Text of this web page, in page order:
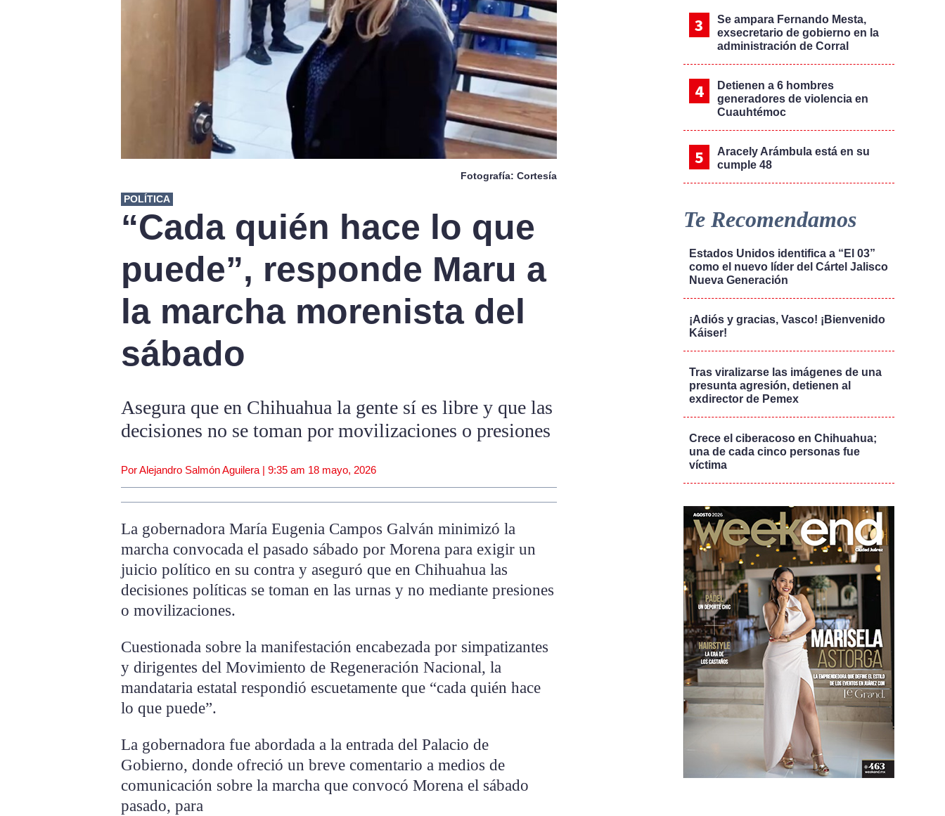
Fotografía: Cortesía
POLÍTICA
“Cada quién hace lo que
puede”, responde Maru a
la marcha morenista del
sábado
Asegura que en Chihuahua la gente sí es libre y que las
decisiones no se toman por movilizaciones o presiones
Por Alejandro Salmón Aguilera | 9:35 am 18 mayo, 2026
La gobernadora María Eugenia Campos Galván minimizó la
marcha convocada el pasado sábado por Morena para exigir un
juicio político en su contra y aseguró que en Chihuahua las
decisiones políticas se toman en las urnas y no mediante presiones
o movilizaciones.
Cuestionada sobre la manifestación encabezada por simpatizantes
y dirigentes del Movimiento de Regeneración Nacional, la
mandataria estatal respondió escuetamente que “cada quién hace
lo que puede”.
La gobernadora fue abordada a la entrada del Palacio de
Gobierno, donde ofreció un breve comentario a medios de
comunicación sobre la marcha que convocó Morena el sábado
pasado, para
Se ampara Fernando Mesta,
exsecretario de gobierno en la
administración de Corral
Detienen a 6 hombres
generadores de violencia en
Cuauhtémoc
Aracely Arámbula está en su
cumple 48
Te Recomendamos
Estados Unidos identifica a “El 03”
como el nuevo líder del Cártel Jalisco
Nueva Generación
¡Adiós y gracias, Vasco! ¡Bienvenido
Káiser!
Tras viralizarse las imágenes de una
presunta agresión, detienen al
exdirector de Pemex
Crece el ciberacoso en Chihuahua;
una de cada cinco personas fue
víctima